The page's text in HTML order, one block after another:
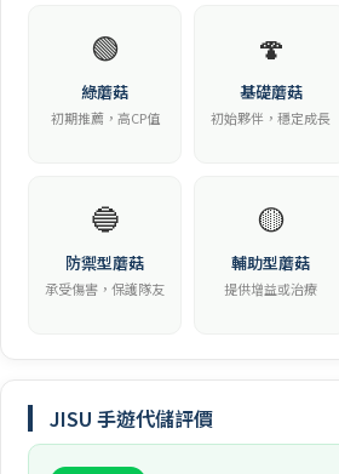
🟢
綠蘑菇
初期推薦，高CP值
🍄
基礎蘑菇
初始夥伴，穩定成長
🔵
防禦型蘑菇
承受傷害，保護隊友
🟡
輔助型蘑菇
提供增益或治療
JISU 手遊代儲評價